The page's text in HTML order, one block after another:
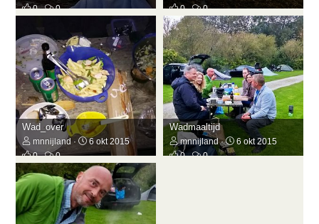
0
0
0
0
Wad_over
mnnijland
6 okt 2015
0
0
Wadmaaltijd
mnnijland
6 okt 2015
0
0